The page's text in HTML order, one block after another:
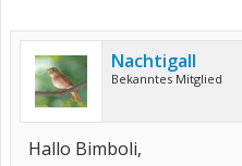
Nachtigall
Bekanntes Mitglied
Hallo Bimboli,